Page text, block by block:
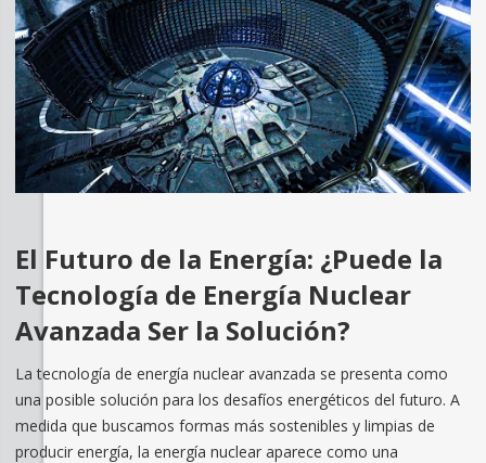
El Futuro de la Energía: ¿Puede la
Tecnología de Energía Nuclear
Avanzada Ser la Solución?
La tecnología de energía nuclear avanzada se presenta como
una posible solución para los desafíos energéticos del futuro. A
medida que buscamos formas más sostenibles y limpias de
producir energía, la energía nuclear aparece como una